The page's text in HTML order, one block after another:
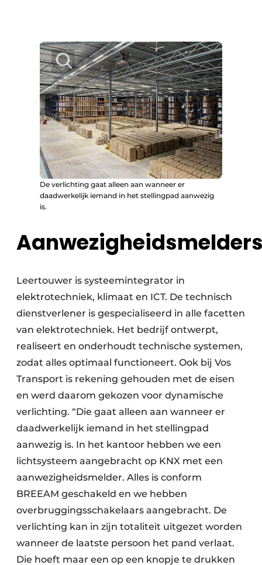
De verlichting gaat alleen aan wanneer er
daadwerkelijk iemand in het stellingpad aanwezig
is.
Leertouwer is systeemintegrator in
elektrotechniek, klimaat en ICT. De technisch
dienstverlener is gespecialiseerd in alle facetten
van elektrotechniek. Het bedrijf ontwerpt,
realiseert en onderhoudt technische systemen,
zodat alles optimaal functioneert. Ook bij Vos
Transport is rekening gehouden met de eisen
en werd daarom gekozen voor dynamische
verlichting. “Die gaat alleen aan wanneer er
daadwerkelijk iemand in het stellingpad
aanwezig is. In het kantoor hebben we een
lichtsysteem aangebracht op KNX met een
aanwezigheidsmelder. Alles is conform
BREEAM geschakeld en we hebben
overbruggingsschakelaars aangebracht. De
verlichting kan in zijn totaliteit uitgezet worden
wanneer de laatste persoon het pand verlaat.
Die hoeft maar een op een knopje te drukken